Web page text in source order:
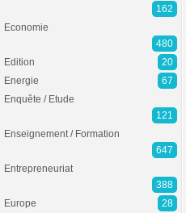
162
Economie
480
Edition
20
Energie
67
Enquête / Etude
121
Enseignement / Formation
647
Entrepreneuriat
388
Europe
28